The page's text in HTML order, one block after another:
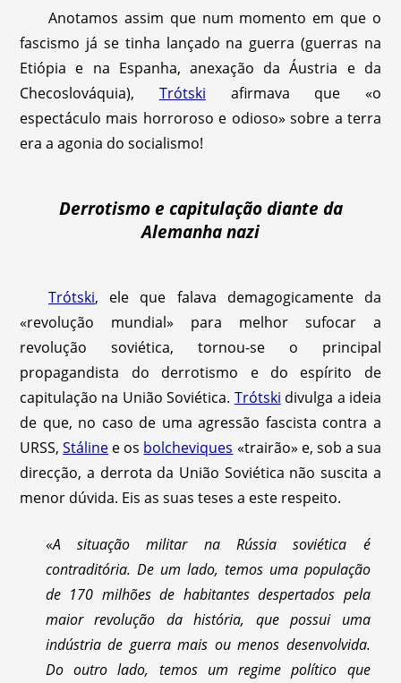
Anotamos assim que num momento em que o
fascismo já se tinha lançado na guerra (guerras na
Etiópia e na Espanha, anexação da Áustria e da
Checoslováquia), Trótski afirmava que «o
espectáculo mais horroroso e odioso» sobre a terra
era a agonia do socialismo!
Derrotismo e capitulação diante da
Alemanha nazi
Trótski, ele que falava demagogicamente da
«revolução mundial» para melhor sufocar a
revolução soviética, tornou-se o principal
propagandista do derrotismo e do espírito de
capitulação na União Soviética. Trótski divulga a ideia
de que, no caso de uma agressão fascista contra a
URSS,Stáline e os bolcheviques «trairão» e, sob a sua
direcção, a derrota da União Soviética não suscita a
menor dúvida. Eis as suas teses a este respeito.
«A situação militar na Rússia soviética é
contraditória. De um lado, temos uma população
de 170 milhões de habitantes despertados pela
maior revolução da história, que possui uma
indústria de guerra mais ou menos desenvolvida.
Do outro lado, temos um regime político que